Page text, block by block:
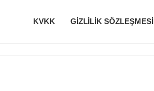
KVKK GIZLILIK SÖZLEŞMESI